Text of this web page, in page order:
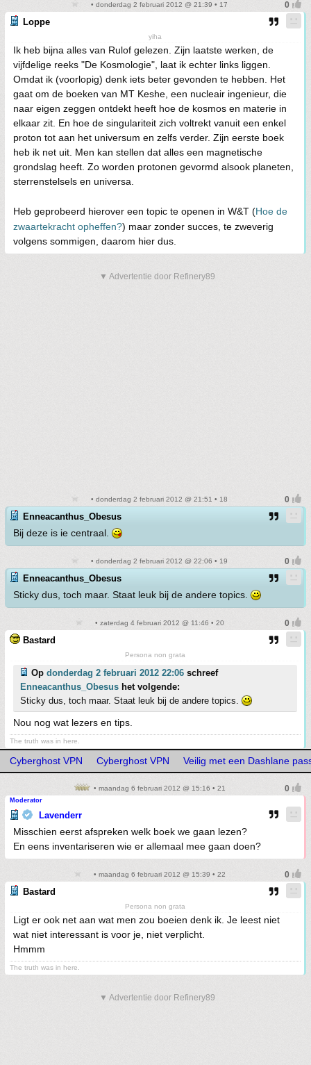
• donderdag 2 februari 2012 @ 21:39 • 17
Loppe
yiha
Ik heb bijna alles van Rulof gelezen. Zijn laatste werken, de
vijfdelige reeks "De Kosmologie", laat ik echter links liggen.
Omdat ik (voorlopig) denk iets beter gevonden te hebben. Het
gaat om de boeken van MT Keshe, een nucleair ingenieur, die
naar eigen zeggen ontdekt heeft hoe de kosmos en materie in
elkaar zit. En hoe de singulariteit zich voltrekt vanuit een enkel
proton tot aan het universum en zelfs verder. Zijn eerste boek
heb ik net uit. Men kan stellen dat alles een magnetische
grondslag heeft. Zo worden protonen gevormd alsook planeten,
sterrenstelsels en universa.
Heb geprobeerd hierover een topic te openen in W&T (Hoe de
zwaartekracht opheffen?) maar zonder succes, te zweverig
volgens sommigen, daarom hier dus.
▼ Advertentie door Refinery89
• donderdag 2 februari 2012 @ 21:51 • 18
Enneacanthus_Obesus
Bij deze is ie centraal.
• donderdag 2 februari 2012 @ 22:06 • 19
Enneacanthus_Obesus
Sticky dus, toch maar. Staat leuk bij de andere topics.
• zaterdag 4 februari 2012 @ 11:46 • 20
Bastard
Persona non grata
Op donderdag 2 februari 2012 22:06 schreef
Enneacanthus_Obesus het volgende:
Sticky dus, toch maar. Staat leuk bij de andere topics.
Nou nog wat lezers en tips.
The truth was in here.
Cyberghost VPN Cyberghost VPN Veilig met een Dashlane
• maandag 6 februari 2012 @ 15:16 • 21
Moderator
Lavenderr
Misschien eerst afspreken welk boek we gaan lezen?
En eens inventariseren wie er allemaal mee gaan doen?
• maandag 6 februari 2012 @ 15:39 • 22
Bastard
Persona non grata
Ligt er ook net aan wat men zou boeien denk ik. Je leest niet
wat niet interessant is voor je, niet verplicht.
Hmmm
The truth was in here.
▼ Advertentie door Refinery89